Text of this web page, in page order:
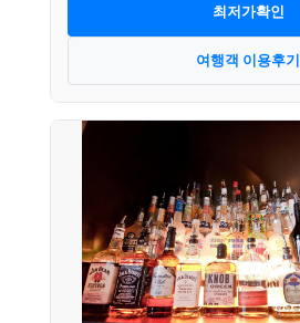
최저가확인
여행객 이용후기